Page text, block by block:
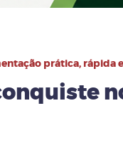
prática, rápida